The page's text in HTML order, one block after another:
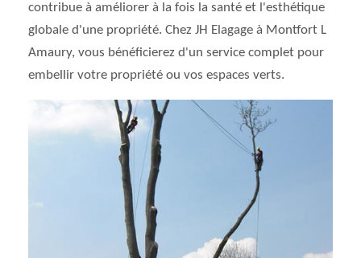
contribue à améliorer à la fois la santé et l'esthétique
globale d'une propriété. Chez JH Elagage à Montfort L
Amaury, vous bénéficierez d'un service complet pour
embellir votre propriété ou vos espaces verts.